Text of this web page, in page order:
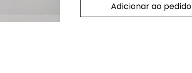
Adicionar ao pedido